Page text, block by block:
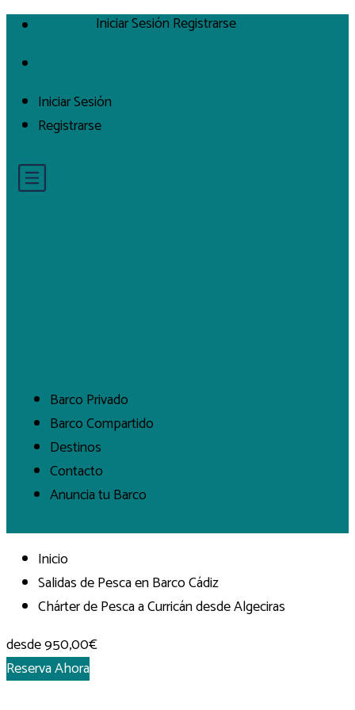
Iniciar Sesión
Registrarse
Barco Privado
Barco Compartido
Destinos
Contacto
Anuncia tu Barco
Iniciar Sesión Registrarse
Inicio
Salidas de Pesca en Barco Cádiz
Chárter de Pesca a Curricán desde Algeciras
desde950,00€
Reserva Ahora